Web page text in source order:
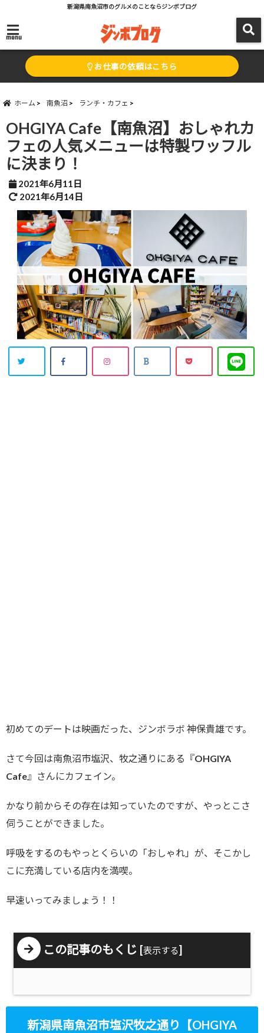
新潟県南魚沼市のグルメのことならジンボブログ
menu
お仕事の依頼はこちら
ホーム 南魚沼 ランチ・カフェ
OHGIYA Cafe【南魚沼】おしゃれカ
フェの人気メニューは特製ワッフル
に決まり！
2021年6月11日
2021年6月14日
初めてのデートは映画だった、ジンボラボ 神保貴雄です。
さて今回は南魚沼市塩沢、牧之通りにある『OHGIYA
Cafe』さんにカフェイン。
かなり前からその存在は知っていたのですが、やっとこさ
伺うことができました。
呼吸をするのもやっとくらいの「おしゃれ」が、そこかし
こに充満している店内を満喫。
早速いってみましょう！！
この記事のもくじ [表示する]
新潟県南魚沼市塩沢牧之通り【OHGIYA